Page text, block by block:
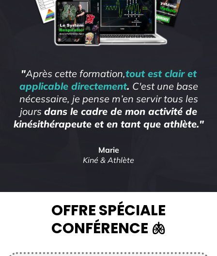
"Après cette formation,tout est clair et
applicable directement. C'est une base
nécessaire, je pense m’en servir tous les
jours dans le cadre de mon activité de
kinésithérapeute et en tant que athlète."
Marie
Kiné & Athlète
OFFRE SPÉCIALE
CONFÉRENCE 🫁